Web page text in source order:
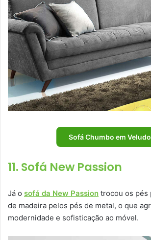
Sofá Chumbo em Veludo
11. Sofá New Passion
Já o sofá da New Passion trocou os pés
de madeira pelos pés de metal, o que
modernidade e sofisticação ao móvel.